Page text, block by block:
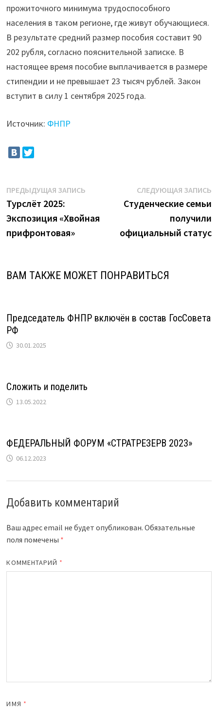
прожиточного минимума трудоспособного
населения в таком регионе, где живут обучающиеся.
В результате средний размер пособия составит 90
202 рубля, согласно пояснительной записке. В
настоящее время пособие выплачивается в размере
стипендии и не превышает 23 тысяч рублей. Закон
вступит в силу 1 сентября 2025 года.
Источник: ФНПР
Навигация
по
записям
ПРЕДЫДУЩАЯ ЗАПИСЬ
Турслёт 2025:
Экспозиция «Хвойная
прифронтовая»
СЛЕДУЮЩАЯ ЗАПИСЬ
Студенческие семьи
получили
официальный статус
ВАМ ТАКЖЕ МОЖЕТ ПОНРАВИТЬСЯ
Председатель ФНПР включён в состав ГосСовета
РФ
30.01.2025
Сложить и поделить
13.05.2022
ФЕДЕРАЛЬНЫЙ ФОРУМ «СТРАТРЕЗЕРВ 2023»
06.12.2023
Добавить комментарий
Ваш адрес email не будет опубликован. Обязательные
поля помечены *
КОММЕНТАРИЙ *
ИМЯ *